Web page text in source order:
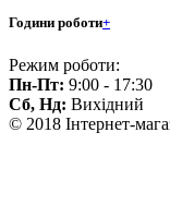
Години роботи+
Режим роботи:
Пн-Пт: 9:00 - 17:30
Сб, Нд: Вихідний
© 2018 Інтернет-